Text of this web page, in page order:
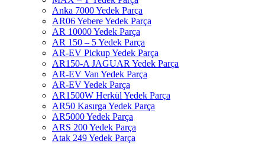
Anka 7000 Yedek Parça
AR06 Yebere Yedek Parça
AR 10000 Yedek Parça
AR 150 – 5 Yedek Parça
AR-EV Pickup Yedek Parça
AR150-A JAGUAR Yedek Parça
AR-EV Van Yedek Parça
AR-EV Yedek Parça
AR1500W Herkül Yedek Parça
AR50 Kasırga Yedek Parça
AR5000 Yedek Parça
ARS 200 Yedek Parça
Atak 249 Yedek Parça